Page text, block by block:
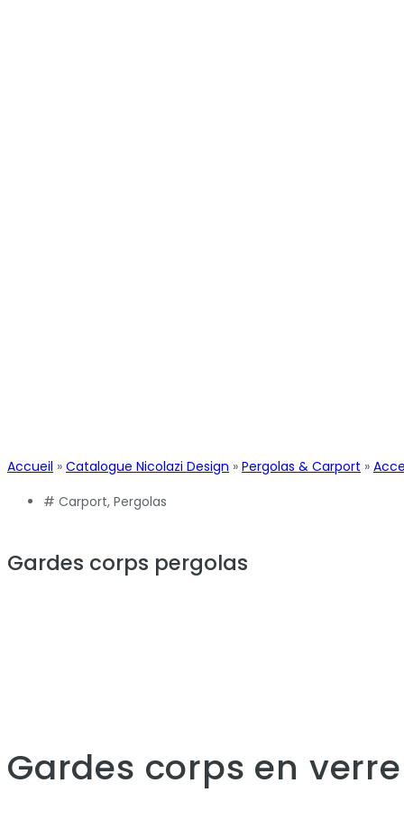
Accueil » Catalogue Nicolazi Design » Pergolas & Carport »
# Carport, Pergolas
Gardes corps pergolas
Gardes corps en